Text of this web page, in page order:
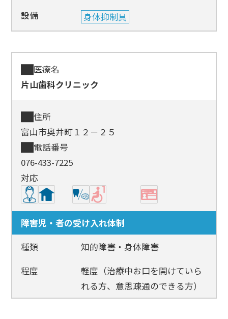
設備
身体抑制具
医療名
片山歯科クリニック
住所
富山市奥井町１２－２５
電話番号
076-433-7225
対応
障害児・者の受け入れ体制
種類
知的障害・身体障害
程度
軽度（治療中お口を開けていら
れる方、意思疎通のできる方）